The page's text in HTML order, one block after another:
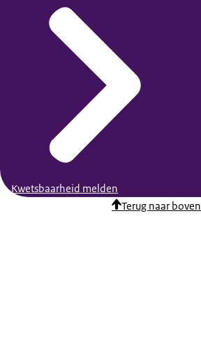
Kwetsbaarheid melden
Terug naar boven